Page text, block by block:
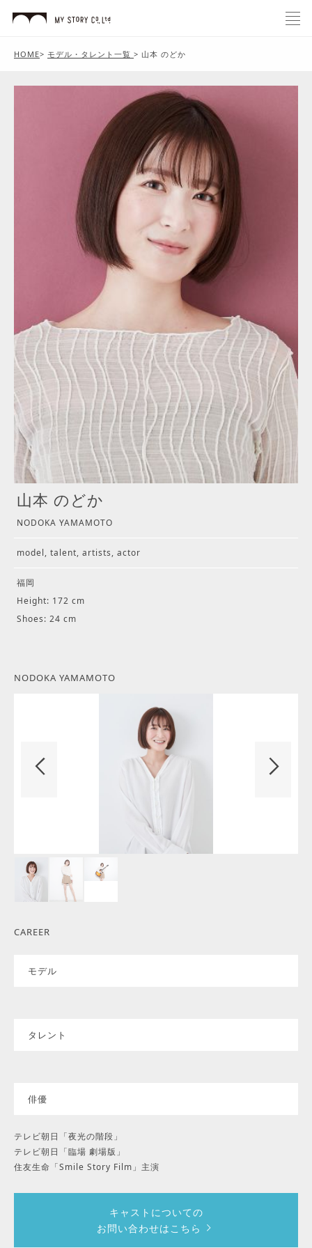
HOME> モデル・タレント一覧 > 山本 のどか
山本 のどか
NODOKA YAMAMOTO
model, talent, artists, actor
福岡
Height: 172 cm
Shoes: 24 cm
NODOKA YAMAMOTO
CAREER
モデル
タレント
俳優
テレビ朝日「夜光の階段」
テレビ朝日「臨場 劇場版」
住友生命「Smile Story Film」主演
キャストについての
お問い合わせはこちら